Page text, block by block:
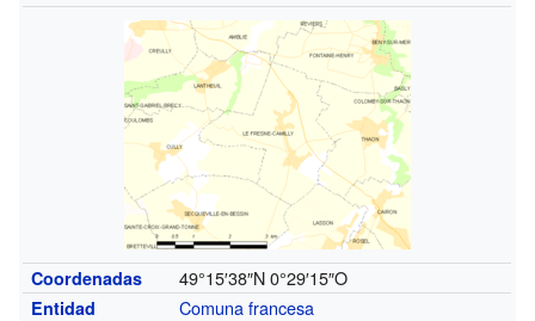
Coordenadas 49°15′38″N 0°29′15″O
Entidad
Comuna francesa